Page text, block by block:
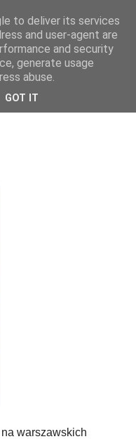
warszawskich
to deliver its services
and user-agent are
and security
generate usage
abuse.
GOT IT